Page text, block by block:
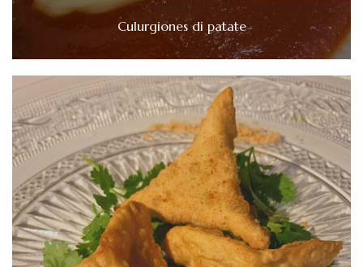
Culurgiones di patate